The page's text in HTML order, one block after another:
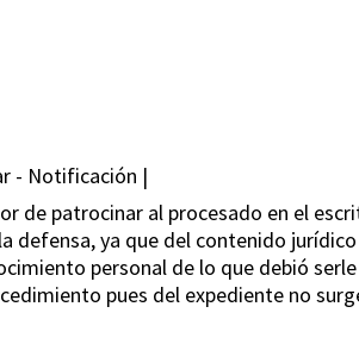
- Notificación |
de patrocinar al procesado en el
defensa, ya que del contenido
personal de lo que debió
pues del expediente no